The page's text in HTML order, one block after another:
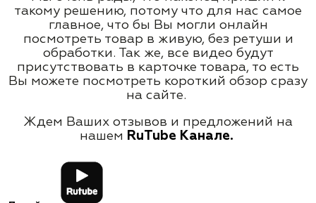
такому решению, потому что для нас самое
главное, что бы Вы могли онлайн
посмотреть товар в живую, без ретуши и
обработки. Так же, все видео будут
присутствовать в карточке товара, то есть
Вы можете посмотреть короткий обзор сразу
на сайте.
Ждем Ваших отзывов и предложений на
нашем RuTube Канале.